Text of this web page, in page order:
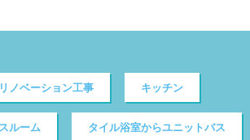
ノベーション工事 キッチン
ルーム タイル浴室からユニットバス